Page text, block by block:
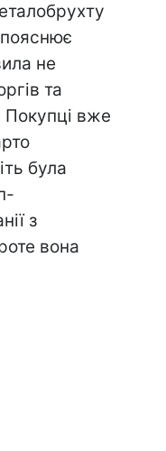
не
та
Покупці вже
була
з
вона